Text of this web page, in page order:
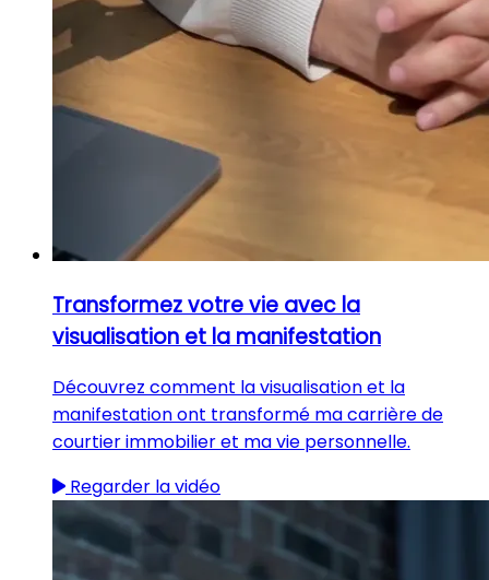
Transformez votre vie avec la
visualisation et la manifestation
Découvrez comment la visualisation et la
manifestation ont transformé ma carrière de
courtier immobilier et ma vie personnelle.
Regarder la vidéo